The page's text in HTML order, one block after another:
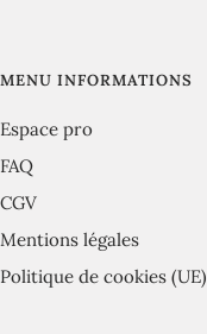
MENU INFORMATIONS
Espace pro
FAQ
CGV
Mentions légales
Politique de cookies (UE)